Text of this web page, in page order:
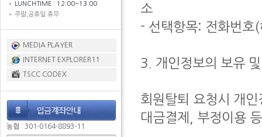
LUNCHTIME : 12:00~13:00
주말,공휴일 휴무
MEDIA PLAYER
INTERNET EXPLORER11
TSCC CODEX
농협 : 301-0164-8893-11
소
- 선택항목: 전화번호
3. 개인정보의 보유
회원탈퇴 요청시 개
대금결제, 부정이용